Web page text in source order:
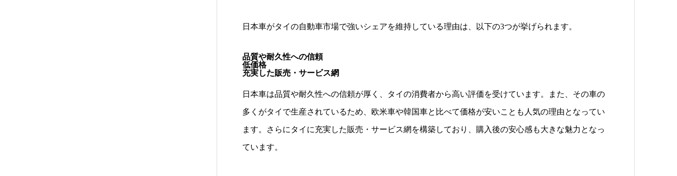
日本車がタイの自動車市場で強いシェアを維持している理由は、以下の3つが挙げられます。
品質や耐久性への信頼
低価格
充実した販売・サービス網
日本車は品質や耐久性への信頼が厚く、タイの消費者から高い評価を受けています。また、その車の
多くがタイで生産されているため、欧米車や韓国車と比べて価格が安いことも人気の理由となってい
ます。さらにタイに充実した販売・サービス網を構築しており、購入後の安心感も大きな魅力となっ
ています。